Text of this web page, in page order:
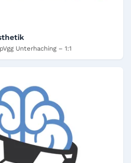
Unterhaching – 1:1